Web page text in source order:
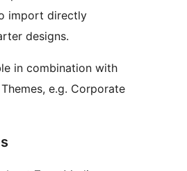
import directly
designs.
in combination with
e.g. Corporate